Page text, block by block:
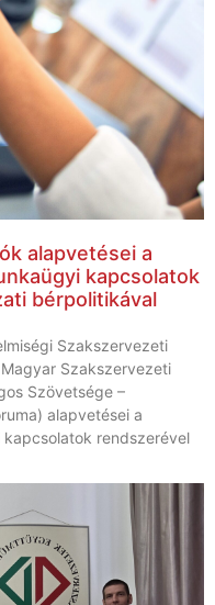
alapvetései a
kapcsolatok
bérpolitikával
Szakszervezeti
Szakszervezeti
Szövetsége –
alapvetései a
rendszerével